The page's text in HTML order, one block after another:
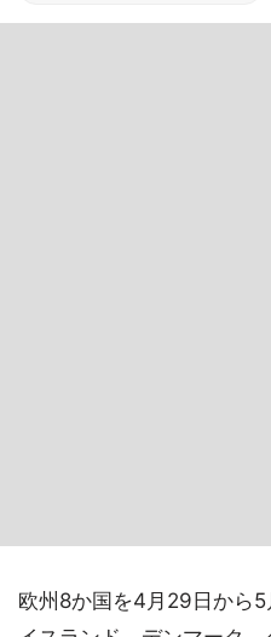
欧州8か国を4月29日から